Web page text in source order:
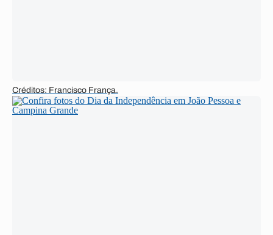
Créditos: Francisco França.